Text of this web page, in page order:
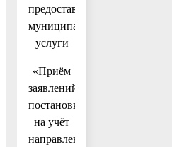
предоставления
муниципальной
услуги
«Приём
заявлений,
постановка
на учёт
направление